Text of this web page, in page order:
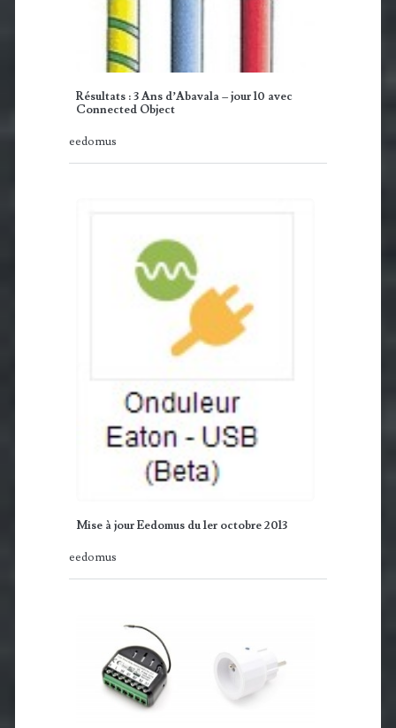
Résultats : 3 Ans d’Abavala – jour 10 avec
Connected Object
eedomus
Mise à jour Eedomus du 1er octobre 2013
eedomus